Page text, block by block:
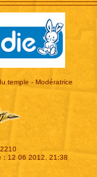
temple - Modératrice
2210
: 12 06 2012, 21:38